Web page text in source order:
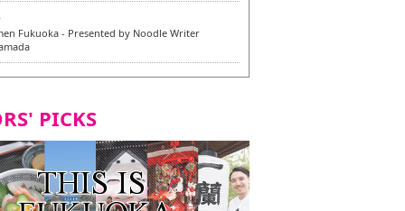
Fukuoka - Presented by Noodle Writer
Cosplay] - Indonesia - #019 MM Earlene
Hakata Honten | Keliling Kota Fukuoka
vegan/vegetarian baru
PICKS